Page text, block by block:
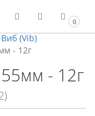
0
(Vib)
- 12г
- 12г